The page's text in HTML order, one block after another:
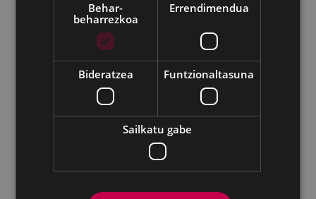
Udalaren sare sozial guztiak
Eibarko Andretxea - Isasi kalea, 11 | 20600 Eibar
Andretxea: 943 54 39 38
Berdintasuna: 943 70 84 40
andretxea@eibar.eus
berdintasuna@eibar.eus
IFZ: P2003100A | DIR3 L01200300
Behar-
beharrezkoa
Errendimendua
Bideratzea Funtzionaltasuna
Sailkatu gabe